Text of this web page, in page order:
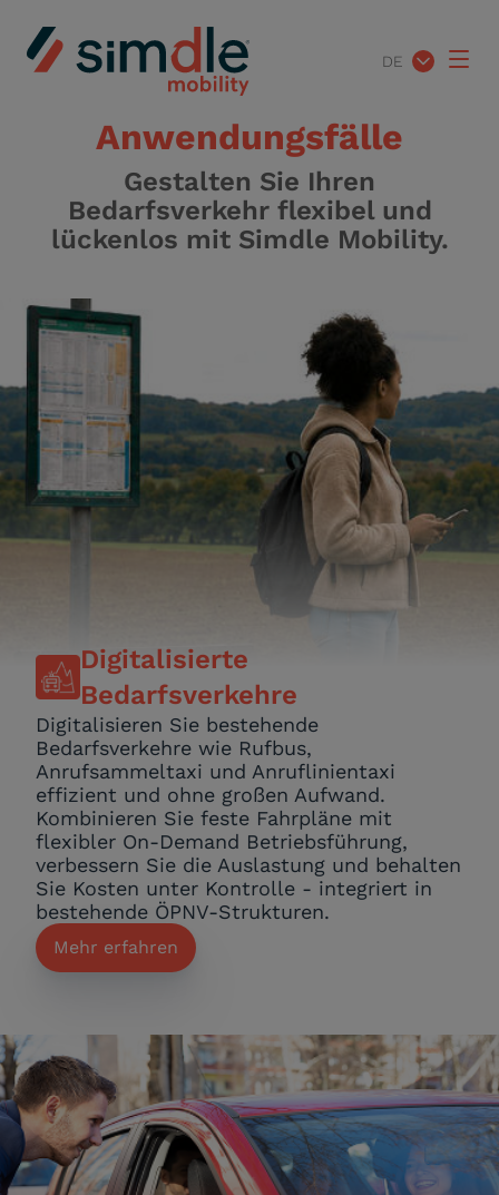
DE
Anwendungsfälle
Gestalten Sie Ihren
Bedarfsverkehr flexibel und
lückenlos mit Simdle Mobility.
Digitalisierte
Bedarfsverkehre
Digitalisieren Sie bestehende
Bedarfsverkehre wie Rufbus,
Anrufsammeltaxi und Anruflinientaxi
effizient und ohne großen Aufwand.
Kombinieren Sie feste Fahrpläne mit
flexibler On-Demand Betriebsführung,
verbessern Sie die Auslastung und behalten
Sie Kosten unter Kontrolle - integriert in
bestehende ÖPNV-Strukturen.
Mehr erfahren